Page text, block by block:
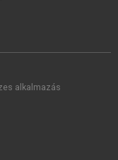
alkalmazás